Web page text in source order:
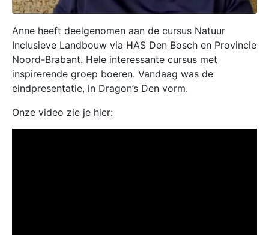
Anne heeft deelgenomen aan de cursus Natuur
Inclusieve Landbouw via HAS Den Bosch en Provincie
Noord-Brabant. Hele interessante cursus met
inspirerende groep boeren. Vandaag was de
eindpresentatie, in Dragon’s Den vorm.
Onze video zie je hier: